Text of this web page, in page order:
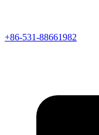
+86-531-88661982